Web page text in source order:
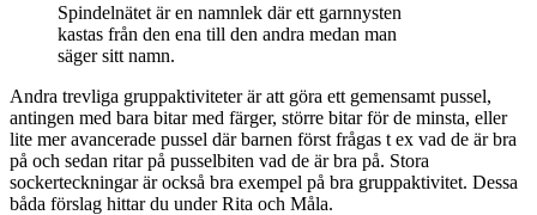
Spindelnätet är en namnlek där ett garnnysten
kastas från den ena till den andra medan man
säger sitt namn.
Andra trevliga gruppaktiviteter är att göra ett gemensamt pussel,
antingen med bara bitar med färger, större bitar för de minsta, eller
lite mer avancerade pussel där barnen först frågas t ex vad de är bra
på och sedan ritar på pusselbiten vad de är bra på. Stora
sockerteckningar är också bra exempel på bra gruppaktivitet. Dessa
båda förslag hittar du under Rita och Måla.